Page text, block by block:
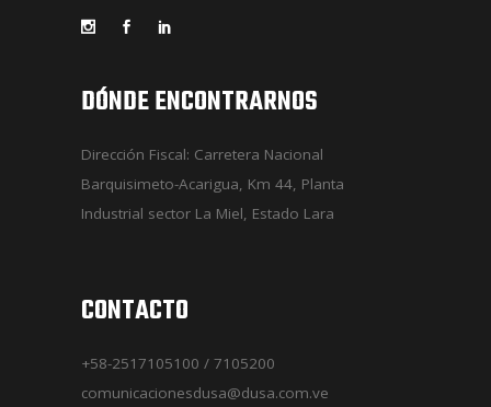
DÓNDE ENCONTRARNOS
Dirección Fiscal: Carretera Nacional
Barquisimeto-Acarigua, Km 44, Planta
Industrial sector La Miel, Estado Lara
CONTACTO
+58-2517105100 / 7105200
comunicacionesdusa@dusa.com.ve